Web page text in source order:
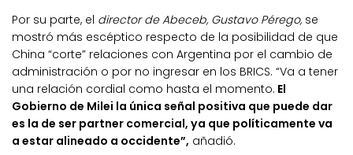
Por su parte, el director de Abeceb, Gustavo Pérego,se
mostró más escéptico respecto de la posibilidad de que
China “corte” relaciones con Argentina por el cambio de
administración o por no ingresar en los BRICS. “Va a tener
una relación cordial como hasta el momento. El
Gobierno de Milei la única señal positiva que puede dar
es la de ser partner comercial, ya que políticamente va
a estar alineado a occidente”, añadió.